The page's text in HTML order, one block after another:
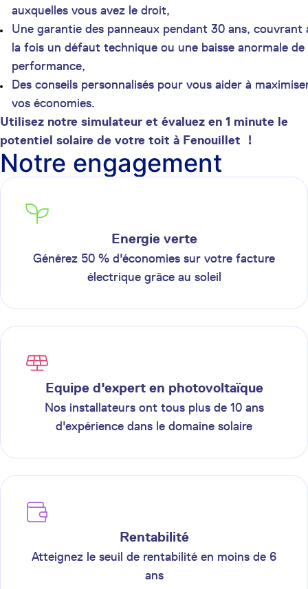
auxquelles vous avez le droit,
Une garantie des panneaux pendant 30 ans, couvrant
la fois un défaut technique ou une baisse anormale de
performance,
Des conseils personnalisés pour vous aider à
vos économies.
Utilisez notre simulateur et évaluez en 1 minute le
potentiel solaire de votre toit à Fenouillet !
Notre engagement
Energie verte
Générez 50 % d'économies sur votre facture
électrique grâce au soleil
Equipe d'expert en photovoltaïque
Nos installateurs ont tous plus de 10 ans
d'expérience dans le domaine solaire
Rentabilité
Atteignez le seuil de rentabilité en moins de 6
ans